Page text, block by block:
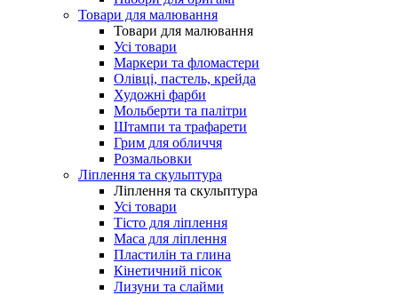
Товари для малювання
Товари для малювання
Усі товари
Маркери та фломастери
Олівці, пастель, крейда
Художні фарби
Мольберти та палітри
Штампи та трафарети
Грим для обличчя
Розмальовки
Ліплення та скульптура
Ліплення та скульптура
Усі товари
Тісто для ліплення
Маса для ліплення
Пластилін та глина
Кінетичний пісок
Лизуни та слайми